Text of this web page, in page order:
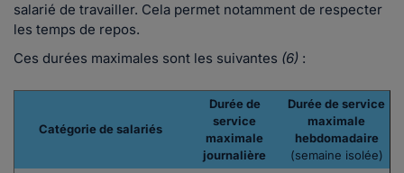
salarié de travailler. Cela permet notamment de respecter
les temps de repos.
Ces durées maximales sont les suivantes (6) :
Catégorie de salariés
Durée de
service
maximale
journalière
Durée de service
maximale
hebdomadaire
(semaine isolée)